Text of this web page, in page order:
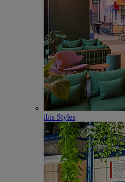
ibis Styles